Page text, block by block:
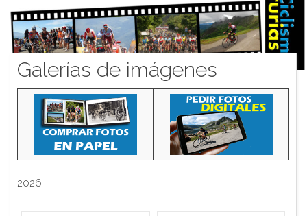
Galerías de imágenes
2026